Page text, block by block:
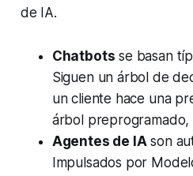
de IA.
Chatbots se basan
Siguen un árbol de
un cliente hace una
árbol preprogramado,
Agentes de IAson
Impulsados por